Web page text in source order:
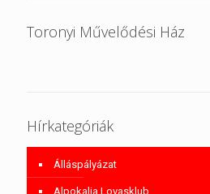
Toronyi Művelődési Ház
Hírkategóriák
Álláspályázat
Alpokalja Lovasklub